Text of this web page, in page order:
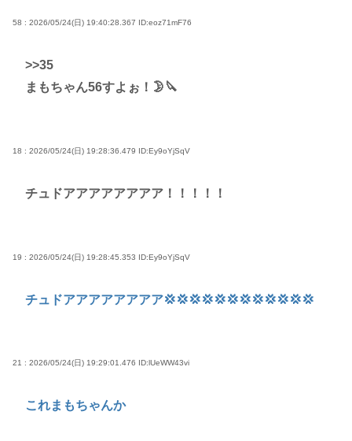
58 : 2026/05/24(日) 19:40:28.367 ID:eoz71mF76
>>35
まもちゃん56すよぉ！🌛🔪
18 : 2026/05/24(日) 19:28:36.479 ID:Ey9oYjSqV
チュドアアアアアアアア！！！！！
19 : 2026/05/24(日) 19:28:45.353 ID:Ey9oYjSqV
チュドアアアアアアアア💢💢💢💢💢💢💢💢💢💢💢💢
21 : 2026/05/24(日) 19:29:01.476 ID:lUeWW43vi
これまもちゃんか